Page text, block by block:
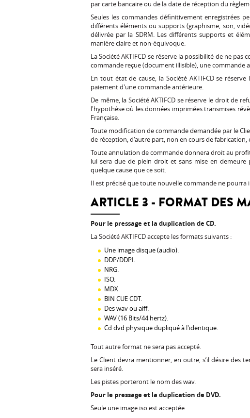
par carte bancaire ou de la date de réception du
Seules les commandes définitivement enregistrées
différents éléments ou supports (graphisme, son,
délivrée par la SDRM. Les différents supports et
manière claire et non-équivoque.
La Société AKTIFCD se réserve la possibilité de ne
commande reçue (document illisible), une
En tout état de cause, la Société AKTIFCD se
paiement d'une commande antérieure.
De même, la Société AKTIFCD se réserve le droit de
l'hypothèse où les données imprimées transmises
Française.
Toute modification de commande demandée par le
de réception, d'autre part, non en cours de fabrication,
Toute annulation de commande donnera droit au
lui sera due de plein droit et sans mise en
quelque cause que ce soit.
Il est précisé que toute nouvelle commande ne pourra
ARTICLE 3 - FORMAT DES
Pour le pressage et la duplication de CD.
La Société AKTIFCD accepte les formats suivants :
Une image disque (audio).
DDP/DDPI.
NRG.
ISO.
MDX.
BIN CUE CDT.
Des wav ou aiff.
WAV (16 Bits/44 hertz).
Cd dvd physique dupliqué à l'identique.
Tout autre format ne sera pas accepté.
Le Client devra mentionner, en outre, s’il désire des
sera inséré.
Les pistes porteront le nom des wav.
Pour le pressage et la duplication de DVD.
Seule une image iso est acceptée.